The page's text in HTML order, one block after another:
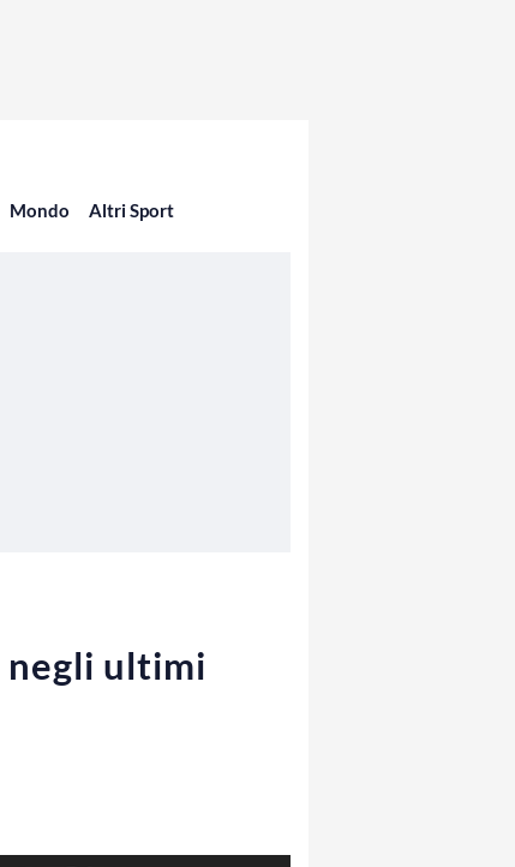
Mondo Altri Sport
negli ultimi